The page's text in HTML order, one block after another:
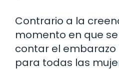
Contrario a la
momento en que
contar el embarazo
para todas las